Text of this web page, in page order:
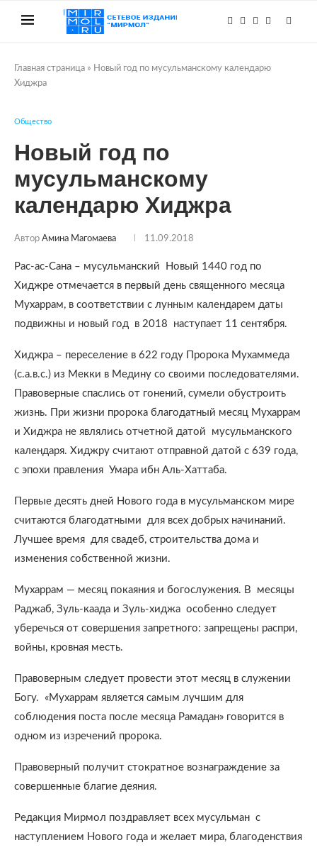
Главная страница » Новый год по мусульманскому календарю
Хиджра
Общество
Новый год по
мусульманскому
календарю Хиджра
Автор Амина Магомаева 11.09.2018
Рас-ас-Сана – мусульманский Новый 1440 год по
Хиджре отмечается в первый день священного месяца
Мухаррам, в соответствии с лунным календарем даты
подвижны и новый год в 2018 наступает 11 сентября.
Хиджра – переселение в 622 году Пророка Мухаммеда
(с.а.в.с.) из Мекки в Медину со своими последователями.
Правоверные спаслись от гонений, сумели обустроить
жизнь. При жизни пророка благодатный месяц Мухаррам
и Хиджра не являлись отчетной датой мусульманского
календаря. Хиджру считают отправной датой с 639 года,
с эпохи правления Умара ибн Аль-Хаттаба.
Первые десять дней Нового года в мусульманском мире
считаются благодатными для всех добрых начинаний.
Лучшее время для свадеб, строительства дома и
изменения собственной жизни.
Мухаррам — месяц покаяния и богослужения. В месяцы
Раджаб, Зуль-каада и Зуль-хиджа особенно следует
уберечься от совершения запретного: запрещены распри,
войны, кровная месть.
Правоверным следует провести этот месяц в служении
Богу. «Мухаррам является самым лучшим для
соблюдения поста после месяца Рамадан» говорится в
одном из изречений пророка.
Правоверный получит стократное вознаграждение за
совершенные благие деяния.
Редакция Мирмол поздравляет всех мусульман с
наступлением Нового года и желает мира, благоденствия